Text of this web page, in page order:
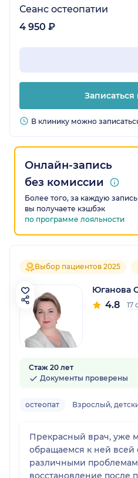
Сеанс остеопатии
4 950 ₽
В клинику можно
Онлайн-запись
без комиссии
Более того, за каждую запись
вы получаете кэшбэк
по программе лояльности
Выбор пациентов 2025
Юганова
4.8 17
Стаж 20 лет
Документы проверены
остеопат Взрослый,
Прекрасный врач, уже
обращаемся к ней всей
различными
восстановление после